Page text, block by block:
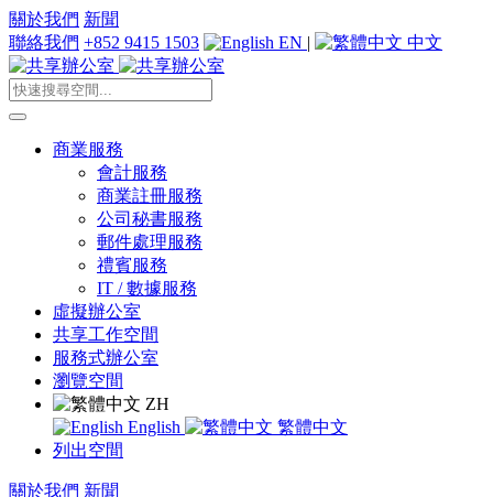
關於我們 新聞
聯絡我們 +852 9415 1503 EN | 中文
商業服務
會計服務
商業註冊服務
公司秘書服務
郵件處理服務
禮賓服務
IT / 數據服務
虛擬辦公室
共享工作空間
服務式辦公室
瀏覽空間
ZH
English
繁體中文
列出空間
關於我們 新聞